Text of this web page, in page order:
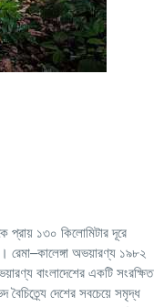
প্রায় ১৩০ কিলোমিটার দূরে
অভয়ারণ্য ১৯৮২
বাংলাদেশেরএকটি সংরক্ষিত
দেশের সবচেয়ে সমৃদ্ধ